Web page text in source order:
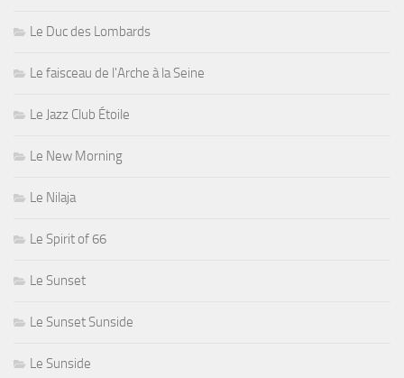
Le Duc des Lombards
Le faisceau de l'Arche à la Seine
Le Jazz Club Étoile
Le New Morning
Le Nilaja
Le Spirit of 66
Le Sunset
Le Sunset Sunside
Le Sunside